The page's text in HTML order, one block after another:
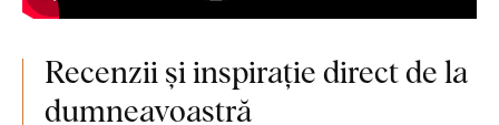
Recenzii și inspirație direct de la
dumneavoastră